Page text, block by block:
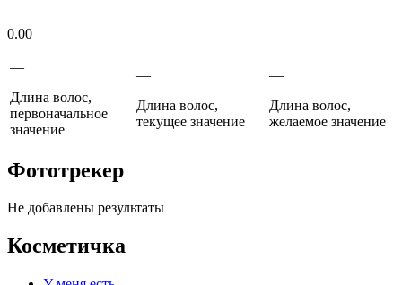
0.00
—
Длина волос,
первоначальное
значение
—
Длина волос,
текущее значение
—
Длина волос,
желаемое значение
Фототрекер
Не добавлены результаты
Косметичка